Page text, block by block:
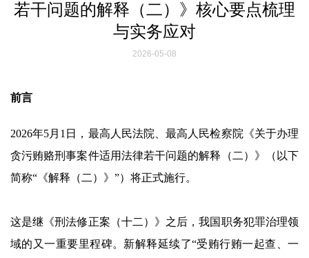
若干问题的解释（二）》核心要点梳理
与实务应对
2026-05-08
前言
2026年5月1日，最高人民法院、最高人民检察院《关于办理
贪污贿赂刑事案件适用法律若干问题的解释（二）》（以下
简称“《解释（二）》”）将正式施行。
这是继《刑法修正案（十二）》之后，我国职务犯罪治理领
域的又一重要里程碑。新解释延续了“受贿行贿一起查、一